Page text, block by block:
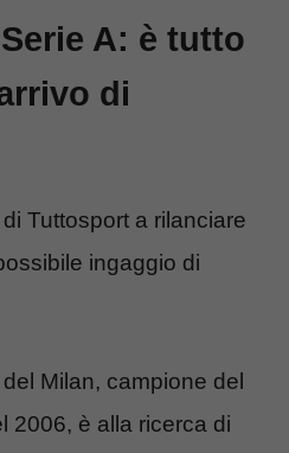
A: è tutto
di
di Tuttosport a rilanciare
ingaggio di
Milan, campione del
2006, è alla ricerca di